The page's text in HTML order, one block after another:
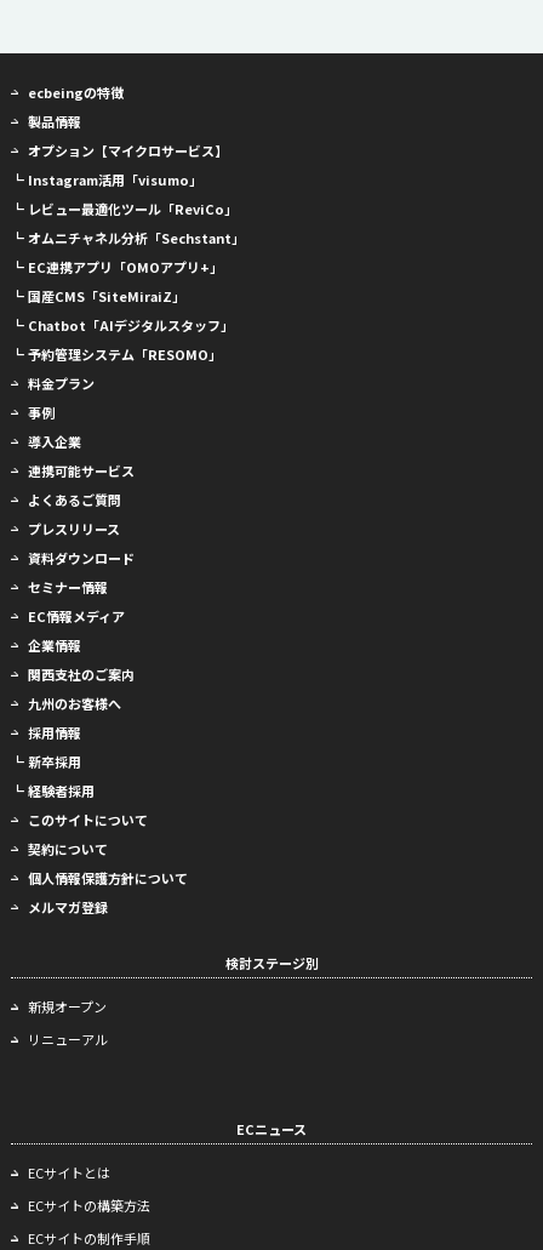
ecbeingの特徴
製品情報
オプション【マイクロサービス】
┗ Instagram活用「visumo」
┗ レビュー最適化ツール「ReviCo」
┗ オムニチャネル分析「Sechstant」
┗ EC連携アプリ「OMOアプリ+」
┗ 国産CMS「SiteMiraiZ」
┗ Chatbot「AIデジタルスタッフ」
┗ 予約管理システム「RESOMO」
料金プラン
事例
導入企業
連携可能サービス
よくあるご質問
プレスリリース
資料ダウンロード
セミナー情報
EC情報メディア
企業情報
関西支社のご案内
九州のお客様へ
採用情報
┗ 新卒採用
┗ 経験者採用
このサイトについて
契約について
個人情報保護方針について
メルマガ登録
検討ステージ別
新規オープン
リニューアル
ECニュース
ECサイトとは
ECサイトの構築方法
ECサイトの制作手順